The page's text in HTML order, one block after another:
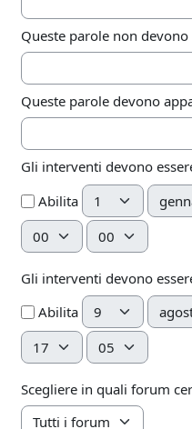
Queste parole non devono
Queste parole devono
Gli interventi devono
Abilita Giorno Mese
Ora
Minuto
Gli interventi devono
Abilita Giorno Mese
Ora
Minuto
Scegliere in quali forum